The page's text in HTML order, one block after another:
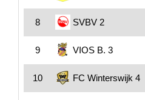
8 SVBV 2
9 VIOS B. 3
10 FC Winterswijk 4